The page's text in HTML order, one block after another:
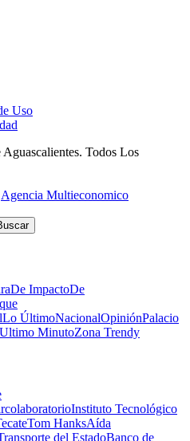
Uso
Todos Los
Agencia Multieconomico
De ImpactoDe
Lo ÚltimoNacionalOpiniónPalacio
Ultimo MinutoZona Trendy
Instituto Tecnológico
Tom HanksAída
del EstadoBanco de